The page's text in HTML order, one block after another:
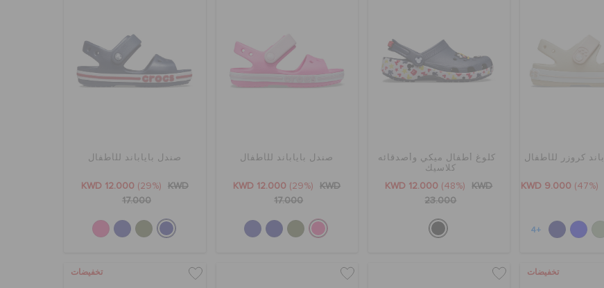
كروزر للأطفال
KWD 9.000 (47%)
+4
كلوغ أطفال ميكي وأصدقائه
كلاسيك
KWD 12.000 (48%)
KWD
23.000
صندل باياباند للأطفال
KWD 12.000 (29%)
KWD
17.000
صندل باياباند للأطفال
KWD 12.000 (29%)
KWD
17.000
تخفيضات تخفيضات